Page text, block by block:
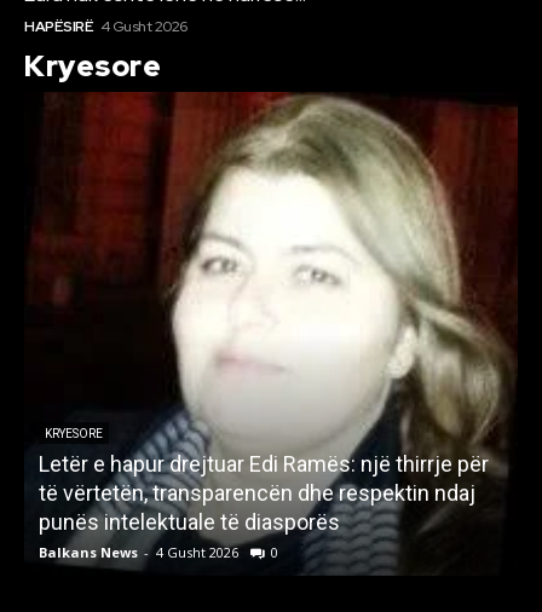
HAPËSIRË 4 Gusht 2026
Kryesore
KRYESORE
Letër e hapur drejtuar Edi Ramës: një thirrje për
të vërtetën, transparencën dhe respektin ndaj
punës intelektuale të diasporës
Balkans News - 4 Gusht 2026 0